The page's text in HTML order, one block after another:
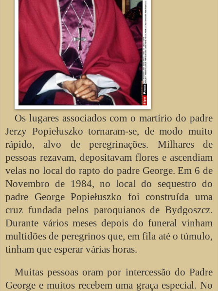
Os lugares associados com o martírio do padre
Jerzy Popiełuszko tornaram-se, de modo muito
rápido, alvo de peregrinações. Milhares de
pessoas rezavam, depositavam flores e ascendiam
velas no local do rapto do padre George. Em 6 de
Novembro de 1984, no local do sequestro do
padre George Popiełuszko foi construída uma
cruz fundada pelos paroquianos de Bydgoszcz.
Durante vários meses depois do funeral vinham
multidões de peregrinos que, em fila até o túmulo,
tinham que esperar várias horas.
Muitas pessoas oram por intercessão do Padre
George e muitos recebem uma graça especial. No